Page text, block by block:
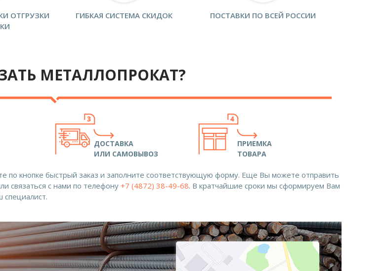
ОТГРУЗКИ
ГИБКАЯ СИСТЕМА СКИДОК ПОСТАВКИ ПО ВСЕЙ РОССИИ
МЕТАЛЛОПРОКАТ?
ДОСТАВКА
ИЛИ САМОВЫВОЗ
ПРИЕМКА
ТОВАРА
по кнопке быстрый заказ и заполните соответствующую форму. Еще Вы можете отправить
связаться с нами по телефону+7 (4872) 38-49-68. В кратчайшие сроки мы сформируем Вам
специалист.